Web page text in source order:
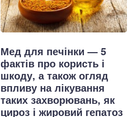
Мед для печінки — 5
фактів про користь і
шкоду, а також огляд
впливу на лікування
таких захворювань, як
цироз і жировий гепатоз